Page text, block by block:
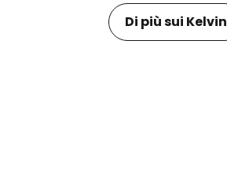
Di più sui Kelvin